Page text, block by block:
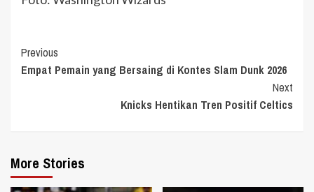
Continue
Reading
Previous
Empat Pemain yang Bersaing di Kontes Slam Dunk 2026
Next
Knicks Hentikan Tren Positif Celtics
More Stories